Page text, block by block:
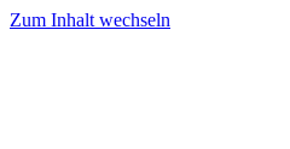
Zum Inhalt wechseln